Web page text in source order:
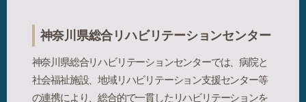
神奈川県総合リハビリテーションセンター
神奈川県総合リハビリテーションセンターでは、病院と
社会福祉施設、地域リハビリテーション支援センター等
の連携により、総合的で一貫したリハビリテーションを